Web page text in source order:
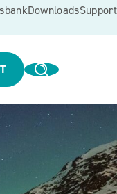
DownloadsSupport